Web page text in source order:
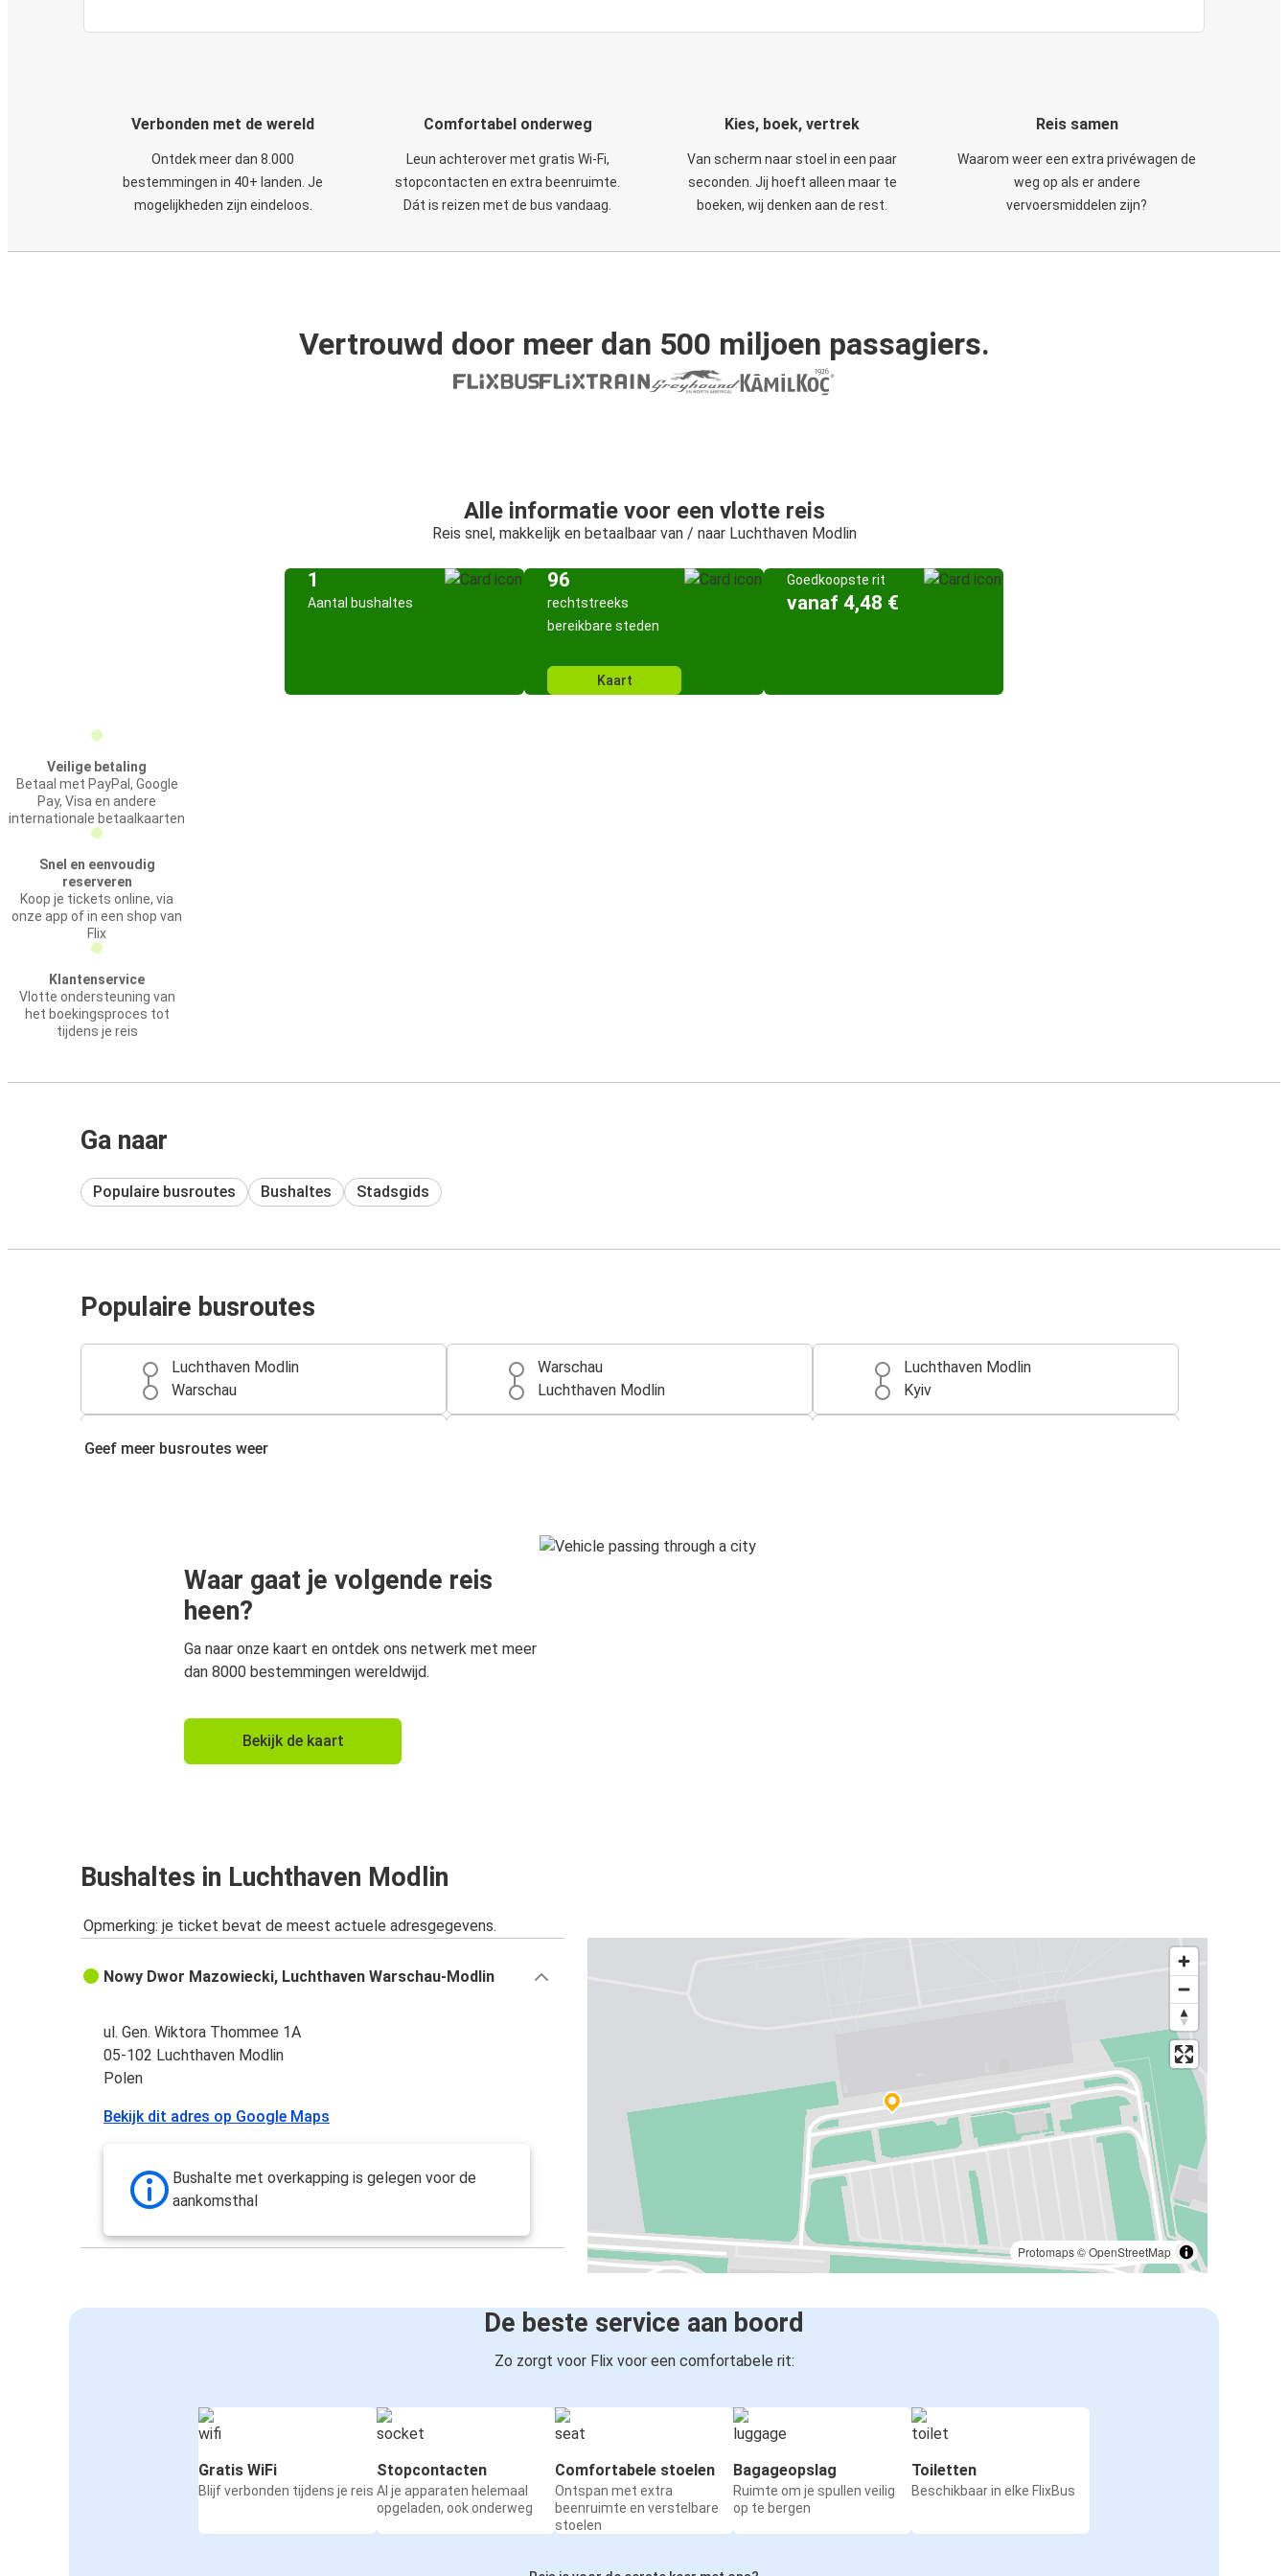
Verbonden met de wereld
Ontdek meer dan 8.000
bestemmingen in 40+ landen. Je
mogelijkheden zijn eindeloos.
Comfortabel onderweg
Leun achterover met gratis Wi-Fi,
stopcontacten en extra beenruimte.
Dát is reizen met de bus vandaag.
Kies, boek, vertrek
Van scherm naar stoel in een paar
seconden. Jij hoeft alleen maar te
boeken, wij denken aan de rest.
Reis samen
Waarom weer een extra privéwagen de
weg op als er andere
vervoersmiddelen zijn?
Vertrouwd door meer dan 500 miljoen passagiers.
Alle informatie voor een vlotte reis
Reis snel, makkelijk en betaalbaar van / naar Luchthaven Modlin
1
Aantal bushaltes
96
rechtstreeks
bereikbare steden
Kaart
Goedkoopste rit
vanaf 4,48 €
Veilige betaling
Betaal met PayPal, Google
Pay, Visa en andere
internationale betaalkaarten
Snel en eenvoudig
reserveren
Koop je tickets online, via
onze app of in een shop van
Flix
Klantenservice
Vlotte ondersteuning van
het boekingsproces tot
tijdens je reis
Ga naar
Populaire busroutes Bushaltes Stadsgids
Populaire busroutes
Luchthaven Modlin
Warschau
Warschau
Luchthaven Modlin
Luchthaven Modlin
Kyiv
Luchthaven Modlin
Luchthaven Warschau (WAW)
Luchthaven Modlin
Luchthaven Modlin
Luchthaven Warschau (WAW)
Włocławek
Luchthaven Modlin
Luchthaven Modlin
Przemyśl
Geef meer busroutes weer
Waar gaat je volgende reis
heen?
Ga naar onze kaart en ontdek ons netwerk met meer
dan 8000 bestemmingen wereldwijd.
Bekijk de kaart
Bushaltes in Luchthaven Modlin
Opmerking: je ticket bevat de meest actuele adresgegevens.
Protomaps©OpenStreetMap
Nowy Dwor Mazowiecki, Luchthaven Warschau-Modlin
ul. Gen. Wiktora Thommee 1A
05-102 Luchthaven Modlin
Polen
Bekijk dit adres op Google Maps
Bushalte met overkapping is gelegen voor de
aankomsthal
De beste service aan boord
Zo zorgt voor Flix voor een comfortabele rit:
Gratis WiFi
Blijf verbonden tijdens je reis
Stopcontacten
Al je apparaten helemaal
opgeladen, ook onderweg
Comfortabele stoelen
Ontspan met extra
beenruimte en verstelbare
stoelen
Bagageopslag
Ruimte om je spullen veilig
op te bergen
Toiletten
Beschikbaar in elke FlixBus